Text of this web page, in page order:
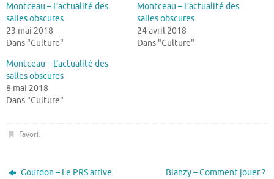
Montceau – L’actualité des
salles obscures
23 mai 2018
Dans "Culture"
Montceau – L’actualité des
salles obscures
24 avril 2018
Dans "Culture"
Montceau – L’actualité des
salles obscures
8 mai 2018
Dans "Culture"
Favori.
Gourdon – Le PRS arrive
Blanzy – Comment jouer ?